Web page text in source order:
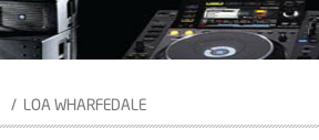
LOA WHARFEDALE